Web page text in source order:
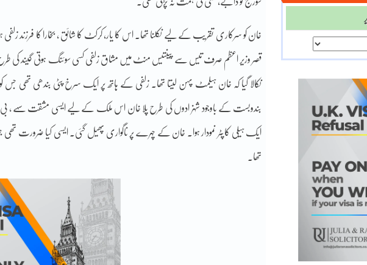
خان کو سرکاری تقریب کے لیے نکلنا تھا۔ اس کا یار، کرکٹ کا شائق ، بخارا کا فرزند
قصر وزیر اعظم صرف تیس سے پینتیس منٹ میں مشاق زلفی کسی سوئنگ ہوتی گیند کی
نکالا گیا کہ خان ہیلمٹ پہن لیتا تھا۔ زلفی کے ہاتھ پر ایک سرخ پٹی بندھی تھی جس
بندوبست کے باوجود شہزادوں کی طرح پلا خان اس ملک کے لیے ایسی مشقت سہے ، بی
ایک ہیلی کاپٹر نمودار ہوا۔ خان کے چہرے پر ناگواری پھیل گئی۔ ایسی کیا ضرورت تھی
تھا۔